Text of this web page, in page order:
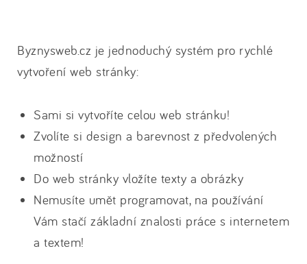
Byznysweb.cz je jednoduchý systém pro rychlé
vytvoření web stránky:
Sami si vytvoříte celou web stránku!
Zvolíte si design a barevnost z předvolených
možností
Do web stránky vložíte texty a obrázky
Nemusíte umět programovat, na používání
Vám stačí základní znalosti práce s internetem
a textem!